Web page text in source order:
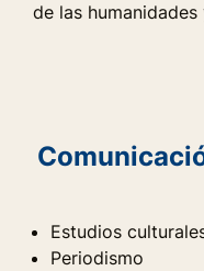
de las
Estudios
Periodismo